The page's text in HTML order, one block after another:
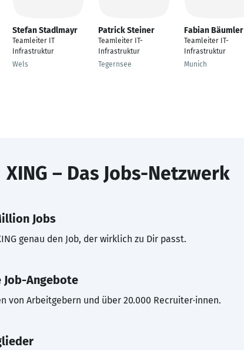
Stefan Stadlmayr
Teamleiter IT
Infrastruktur
Wels
Patrick Steiner
Teamleiter IT-
Infrastruktur
Tegernsee
Fabian Bäumler
Teamleiter IT-
Infrastruktur
Munich
XING – Das Jobs-Netzwerk
Jobs
genau den Job, der wirklich zu Dir passt.
Job-Angebote
von Arbeitgebern und über 20.000 Recruiter·innen.